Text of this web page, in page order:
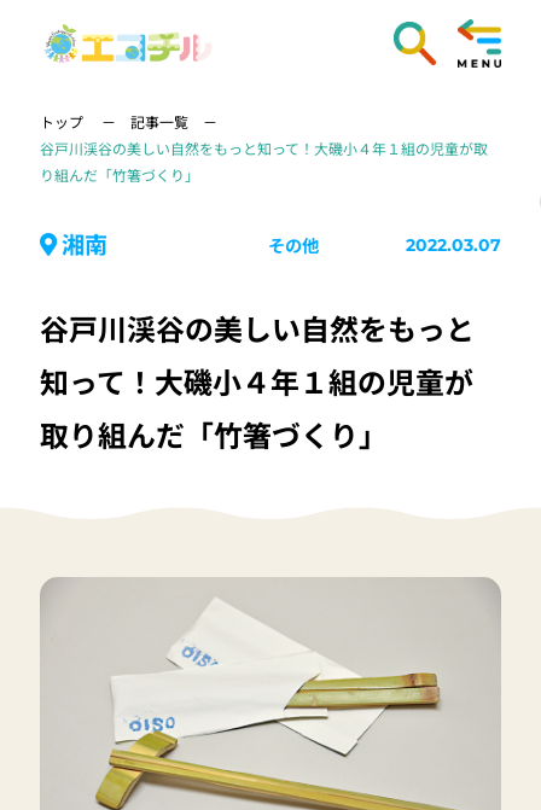
トップ
記事一覧
谷戸川渓谷の美しい自然をもっと知って！大磯小４年１組の児童が取
り組んだ「竹箸づくり」
湘南 その他 2022.03.07
谷戸川渓谷の美しい自然をもっと
知って！大磯小４年１組の児童が
取り組んだ「竹箸づくり」